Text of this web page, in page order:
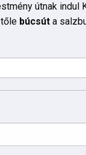
útnak indul
búcsút a